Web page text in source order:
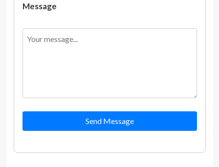
Message
Send Message